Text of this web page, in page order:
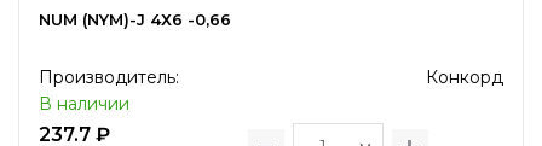
NUM (NYM)-J 4Х6 -0,66
Производитель:
Конкорд
В наличии
237.7 ₽